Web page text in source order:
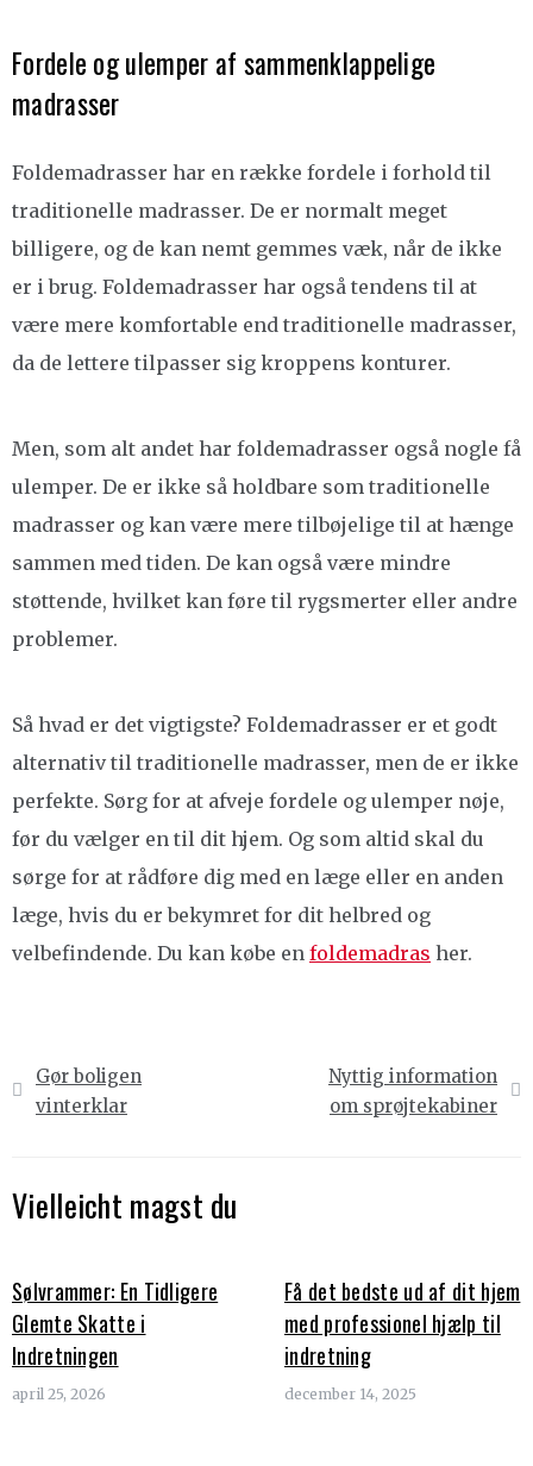
Fordele og ulemper af sammenklappelige
madrasser
Foldemadrasser har en række fordele i forhold til
traditionelle madrasser. De er normalt meget
billigere, og de kan nemt gemmes væk, når de ikke
er i brug. Foldemadrasser har også tendens til at
være mere komfortable end traditionelle madrasser,
da de lettere tilpasser sig kroppens konturer.
Men, som alt andet har foldemadrasser også nogle få
ulemper. De er ikke så holdbare som traditionelle
madrasser og kan være mere tilbøjelige til at hænge
sammen med tiden. De kan også være mindre
støttende, hvilket kan føre til rygsmerter eller andre
problemer.
Så hvad er det vigtigste? Foldemadrasser er et godt
alternativ til traditionelle madrasser, men de er ikke
perfekte. Sørg for at afveje fordele og ulemper nøje,
før du vælger en til dit hjem. Og som altid skal du
sørge for at rådføre dig med en læge eller en anden
læge, hvis du er bekymret for dit helbred og
velbefindende. Du kan købe en foldemadras her.
Indlægsnavigation
Gør boligen
vinterklar
Nyttig information
om sprøjtekabiner
Vielleicht magst du
Sølvrammer: En Tidligere
Glemte Skatte i
Indretningen
april 25, 2026
Få det bedste ud af dit hjem
med professionel hjælp til
indretning
december 14, 2025